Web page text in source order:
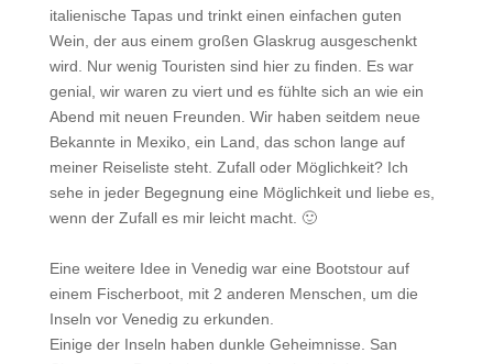
italienische Tapas und trinkt einen einfachen guten
Wein, der aus einem großen Glaskrug ausgeschenkt
wird. Nur wenig Touristen sind hier zu finden. Es war
genial, wir waren zu viert und es fühlte sich an wie ein
Abend mit neuen Freunden. Wir haben seitdem neue
Bekannte in Mexiko, ein Land, das schon lange auf
meiner Reiseliste steht. Zufall oder Möglichkeit? Ich
sehe in jeder Begegnung eine Möglichkeit und liebe es,
wenn der Zufall es mir leicht macht. 🙂
Eine weitere Idee in Venedig war eine Bootstour auf
einem Fischerboot, mit 2 anderen Menschen, um die
Inseln vor Venedig zu erkunden.
Einige der Inseln haben dunkle Geheimnisse. San